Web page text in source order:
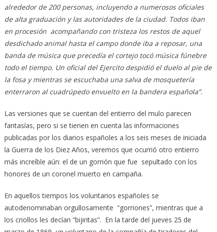
alrededor de 200 personas, incluyendo a numerosos oficiales
de alta graduación y las autoridades de la ciudad. Todos iban
en procesión acompañando con tristeza los restos de aquel
desdichado animal hasta el campo donde iba a reposar, una
banda de música que precedía el cortejo tocó música fúnebre
todo el tiempo. Un oficial del Ejercito despidió el duelo al pie de
la fosa y mientras se escuchaba una salva de mosquetería
enterraron al cuadrúpedo envuelto en la bandera española”.
Las versiones que se cuentan del entierro del mulo parecen
fantasías, pero si se tienen en cuenta las informaciones
publicadas por los diarios españoles a los seis meses de iniciada
la Guerra de los Diez Años, veremos que ocurrió otro entierro
más increíble aún: el de un gorrión que fue sepultado con los
honores de un coronel muerto en campaña.
En aquellos tiempos los voluntarios españoles se
autodenominaban orgullosamente “gorriones”, mientras que a
los criollos les decían “bijiritas”. En la tarde del jueves 25 de